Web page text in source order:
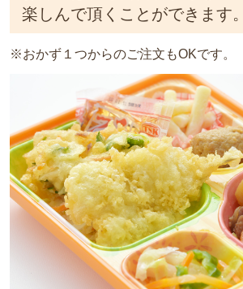
楽しんで頂くことができます。
※おかず１つからのご注文もOKです。